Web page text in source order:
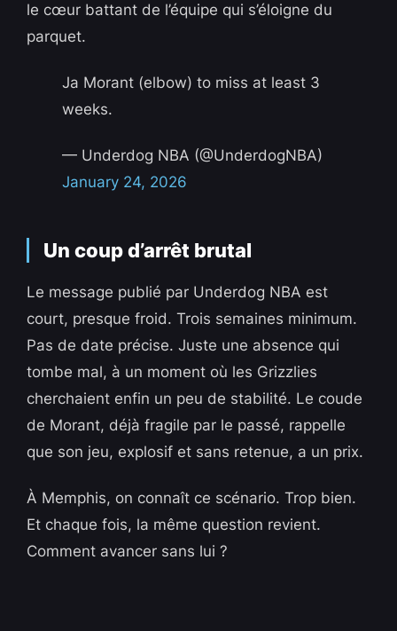
le cœur battant de l’équipe qui s’éloigne du
parquet.
Ja Morant (elbow) to miss at least 3
weeks.
— Underdog NBA (@UnderdogNBA)
January 24, 2026
Un coup d’arrêt brutal
Le message publié par Underdog NBA est
court, presque froid. Trois semaines minimum.
Pas de date précise. Juste une absence qui
tombe mal, à un moment où les Grizzlies
cherchaient enfin un peu de stabilité. Le coude
de Morant, déjà fragile par le passé, rappelle
que son jeu, explosif et sans retenue, a un prix.
À Memphis, on connaît ce scénario. Trop bien.
Et chaque fois, la même question revient.
Comment avancer sans lui ?